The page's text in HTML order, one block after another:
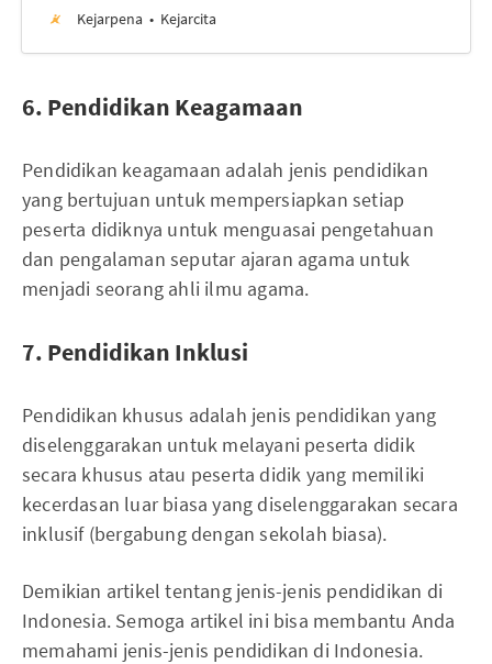
Kejarpena
Kejarcita
6. Pendidikan Keagamaan
Pendidikan keagamaan adalah jenis pendidikan
yang bertujuan untuk mempersiapkan setiap
peserta didiknya untuk menguasai pengetahuan
dan pengalaman seputar ajaran agama untuk
menjadi seorang ahli ilmu agama.
7. Pendidikan Inklusi
Pendidikan khusus adalah jenis pendidikan yang
diselenggarakan untuk melayani peserta didik
secara khusus atau peserta didik yang memiliki
kecerdasan luar biasa yang diselenggarakan secara
inklusif (bergabung dengan sekolah biasa).
Demikian artikel tentang jenis-jenis pendidikan di
Indonesia. Semoga artikel ini bisa membantu Anda
memahami jenis-jenis pendidikan di Indonesia.